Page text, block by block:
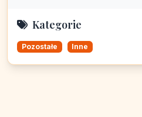
Kategorie
Pozostałe Inne